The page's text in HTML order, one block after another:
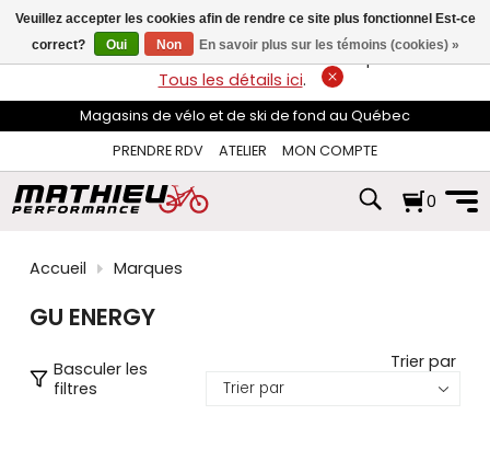
flèches
haut
et
pour
sélectionner
disponible.
Appuyez
pour
résultat
recherche
sélectionné.
Les
LIVRAISON GRATUITEsur les commandes de plus de 74$*.
Tous les détails ici.
Magasins de vélo et de ski de fond au Québec
PRENDRE RDV
ATELIER MON COMPTE
0
Accueil Marques
GU ENERGY
Basculer les
filtres
Trier par
Veuillez accepter les cookies afin de rendre ce site plus fonctionnel Est-ce
correct?
Oui Non En savoir plus sur les témoins (cookies) »